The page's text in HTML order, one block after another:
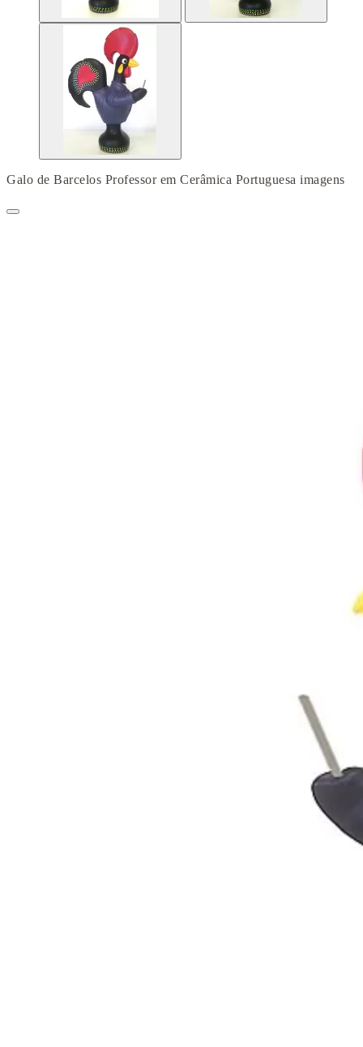
Galo de Barcelos Professor em Cerâmica Portuguesa imagens